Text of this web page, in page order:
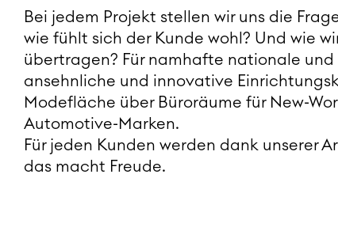
Bei jedem Projekt stellen wir uns die
wie fühlt sich der Kunde wohl? Und wie
übertragen? Für namhafte nationale
ansehnliche und innovative
Modefläche über Büroräume für New-
Automotive-Marken.
Für jeden Kunden werden dank unserer
das macht Freude.